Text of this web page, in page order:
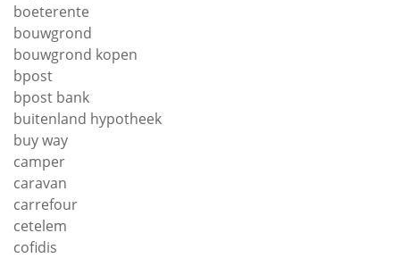
boeterente
bouwgrond
bouwgrond kopen
bpost
bpost bank
buitenland hypotheek
buy way
camper
caravan
carrefour
cetelem
cofidis